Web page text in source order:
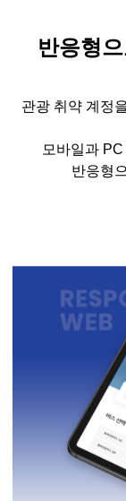
반응형
관광 취약 계정
모바일과
반응형